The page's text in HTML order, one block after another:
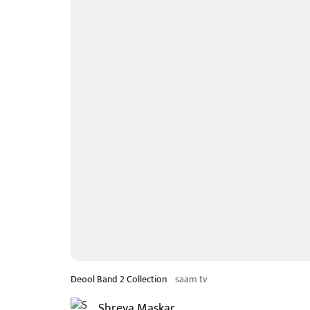
Deool Band 2 Collection saam tv